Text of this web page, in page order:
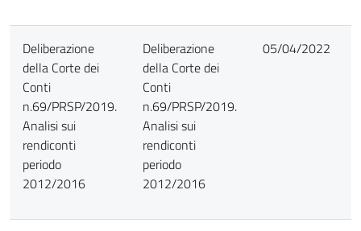
Deliberazione
della Corte dei
Conti
n.69/PRSP/2019.
Analisi sui
rendiconti
periodo
2012/2016
Deliberazione
della Corte dei
Conti
n.69/PRSP/2019.
Analisi sui
rendiconti
periodo
2012/2016
05/04/2022